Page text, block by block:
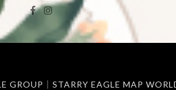
Facebook
Instagram
GROUP｜STARRY EAGLE MAP